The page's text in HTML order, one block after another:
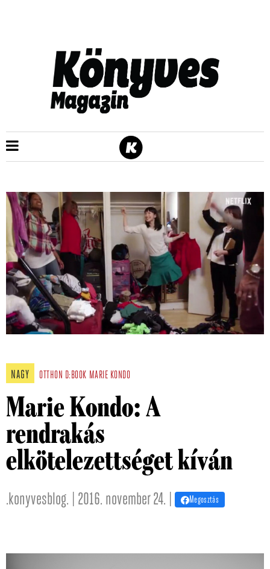
NAGY OTTHON D:BOOK MARIE KONDO
Marie Kondo: A
rendrakás
elkötelezettséget kíván
.konyvesblog. | 2016. november 24. | Megosztás